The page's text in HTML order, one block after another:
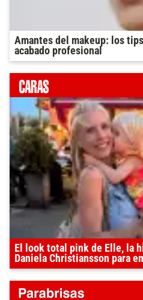
Amantes del makeup: los
acabado profesional
El look total pink de Elle, la
Daniela Christiansson para